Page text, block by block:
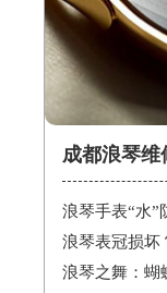
成都浪琴维
浪琴手表“水”
浪琴表冠损坏
浪琴之舞：蝴